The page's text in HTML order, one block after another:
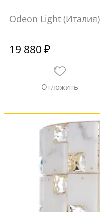
Odeon Light (Италия)
19 880 ₽